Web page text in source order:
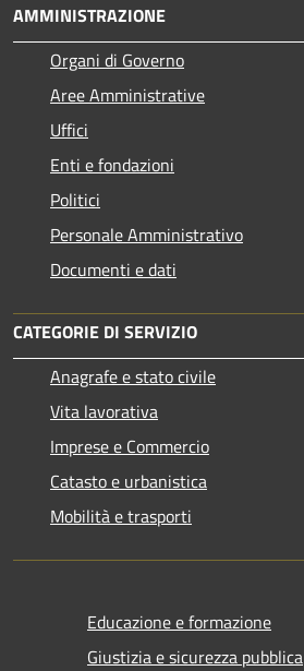
AMMINISTRAZIONE
Organi di Governo
Aree Amministrative
Uffici
Enti e fondazioni
Politici
Personale Amministrativo
Documenti e dati
CATEGORIE DI SERVIZIO
Anagrafe e stato civile
Vita lavorativa
Imprese e Commercio
Catasto e urbanistica
Mobilità e trasporti
Educazione e formazione
Giustizia e sicurezza pubblica